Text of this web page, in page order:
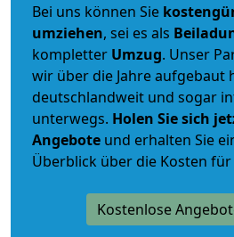
Bei uns können Sie
umziehen, sei es als
kompletter Umzug. Unser
wir über die Jahre aufgebaut
deutschlandweit und sogar
unterwegs. Holen Sie sich
Angebote und erhalten Sie
Überblick über die Kosten
Kostenlose